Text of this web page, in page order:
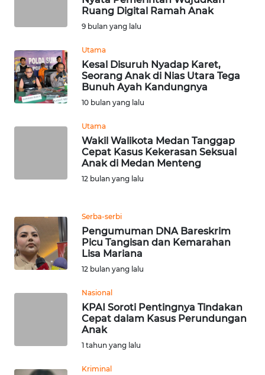
Ruang Digital Ramah Anak
9 bulan yang lalu
Utama
Kesal Disuruh Nyadap Karet,
Seorang Anak di Nias Utara Tega
Bunuh Ayah Kandungnya
10 bulan yang lalu
Utama
Wakil Walikota Medan Tanggap
Cepat Kasus Kekerasan Seksual
Anak di Medan Menteng
12 bulan yang lalu
Serba-serbi
Pengumuman DNA Bareskrim
Picu Tangisan dan Kemarahan
Lisa Mariana
12 bulan yang lalu
Nasional
KPAI Soroti Pentingnya Tindakan
Cepat dalam Kasus Perundungan
Anak
1 tahun yang lalu
Kriminal
WN
JABAR
KEPRI
WN
PAPUA
WN